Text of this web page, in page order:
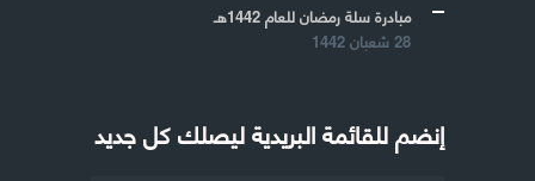
مبادرة سلة رمضان للعام 1442هـ
28 شعبان 1442
إنضم للقائمة البريدية ليصلك كل جديد